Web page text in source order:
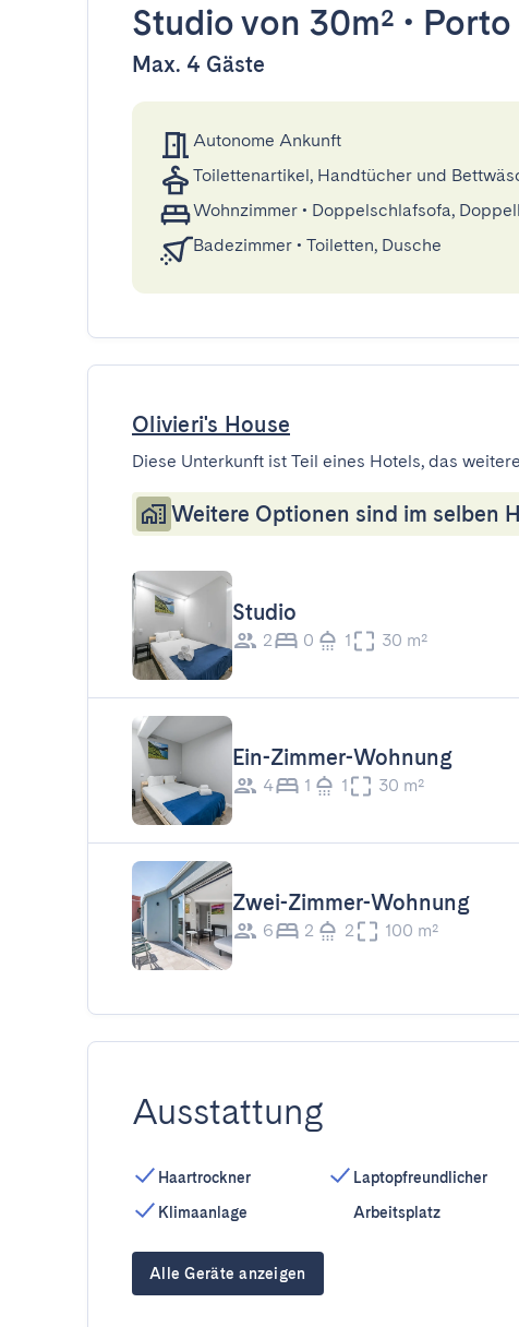
Studiovon 30m² • Porto
Max. 4 Gäste
Autonome Ankunft
Toilettenartikel, Handtücher und
Wohnzimmer • Doppelschlafsofa,
Badezimmer • Toiletten, Dusche
Olivieri's House
Diese Unterkunft ist Teil eines Hotels, das
Weitere Optionen sind im selben
Studio
2 0 1 30 m²
Ein-Zimmer-Wohnung
4 1 1 30 m²
Zwei-Zimmer-Wohnung
6 2 2 100 m²
Ausstattung
Haartrockner
Klimaanlage
Laptopfreundlicher
Arbeitsplatz
Alle Geräte anzeigen